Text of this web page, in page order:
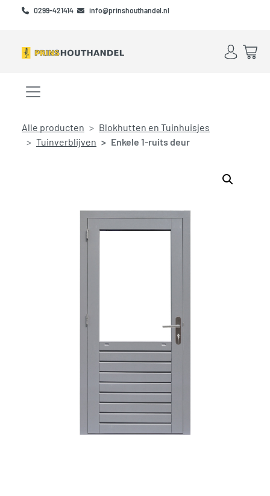
Skip to main content
Skip to footer
0299-421414 info@prinshouthandel.nl
Account
Menu openen/sluiten
Alle producten
Blokhutten en Tuinhuisjes
Tuinverblijven
Enkele 1-ruits deur